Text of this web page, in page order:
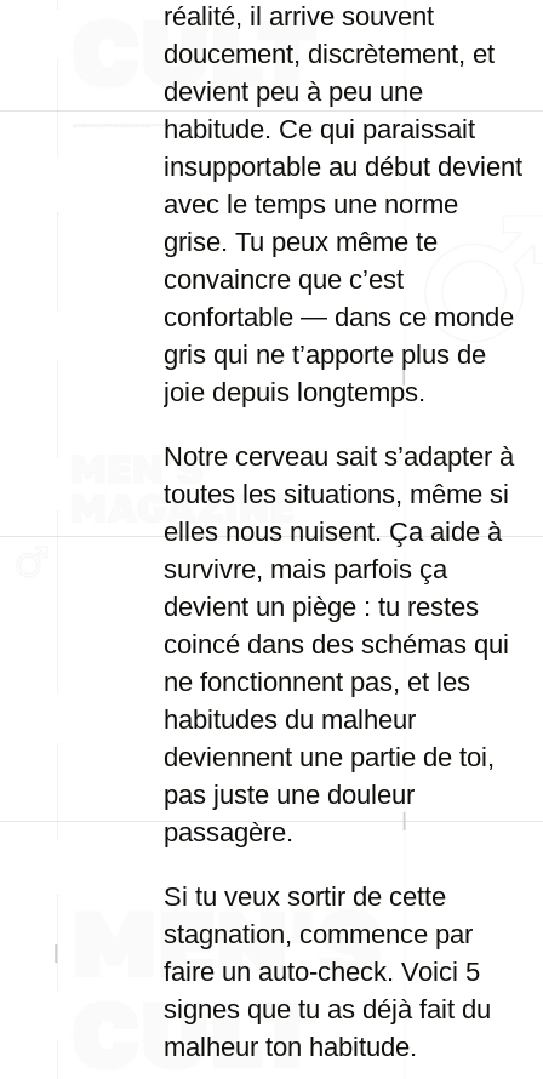
réalité, il arrive souvent
doucement, discrètement, et
devient peu à peu une
habitude. Ce qui paraissait
insupportable au début devient
avec le temps une norme
grise. Tu peux même te
convaincre que c’est
confortable — dans ce monde
gris qui ne t’apporte plus de
joie depuis longtemps.
Notre cerveau sait s’adapter à
toutes les situations, même si
elles nous nuisent. Ça aide à
survivre, mais parfois ça
devient un piège : tu restes
coincé dans des schémas qui
ne fonctionnent pas, et les
habitudes du malheur
deviennent une partie de toi,
pas juste une douleur
passagère.
Si tu veux sortir de cette
stagnation, commence par
faire un auto-check. Voici 5
signes que tu as déjà fait du
malheur ton habitude.